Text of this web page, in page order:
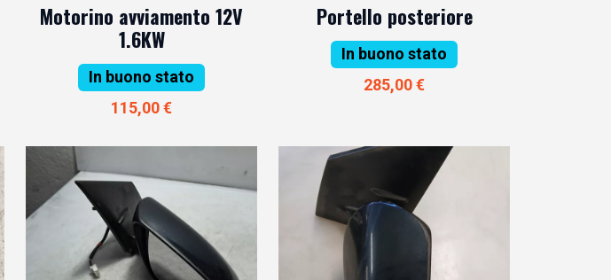
Motorino avviamento 12V
1.6KW
In buono stato
115,00 €
Portello posteriore
In buono stato
285,00 €